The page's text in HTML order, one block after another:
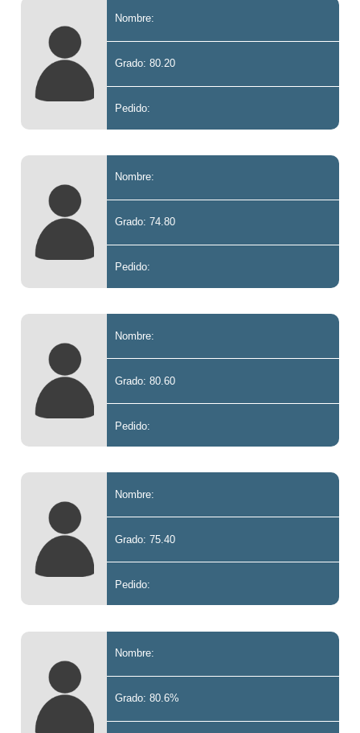
Nombre:
Grado: 80.20
Pedido:
Nombre:
Grado: 74.80
Pedido:
Nombre:
Grado: 80.60
Pedido:
Nombre:
Grado: 75.40
Pedido:
Nombre:
Grado: 80.6%